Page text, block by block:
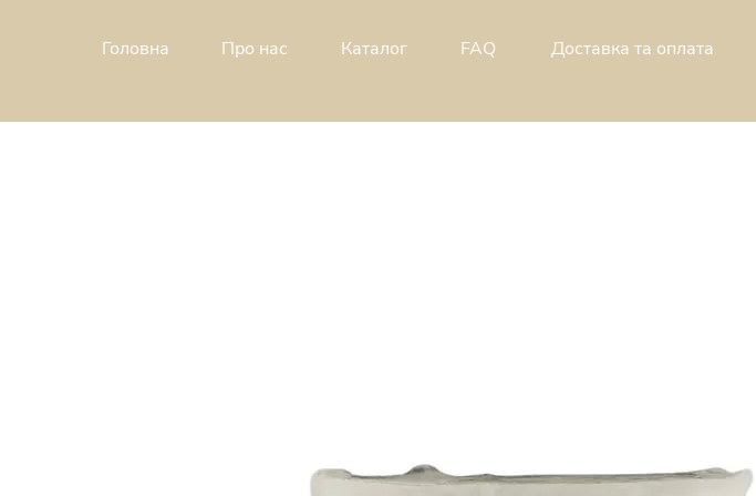
Головна Про нас Каталог FAQ Доставка та оплата